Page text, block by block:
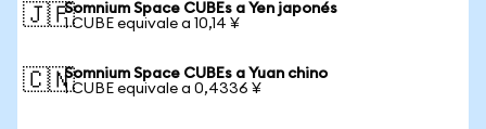
🇯🇵Somnium Space CUBEs a Yen japonés
1 CUBE equivale a 10,14 ¥
🇨🇳Somnium Space CUBEs a Yuan chino
1 CUBE equivale a 0,4336 ¥